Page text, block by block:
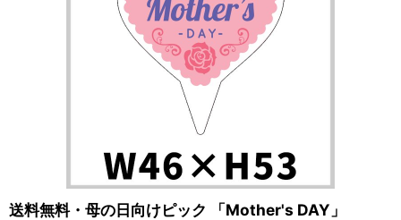
送料無料・母の日向けピック 「Mother's DAY」